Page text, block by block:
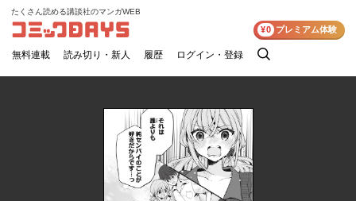
コミックDAYS
たくさん読める講談社のマンガWEB
無料連載 読み切り・新人 履歴 ログイン・登録
検
¥0 プレミアム体験